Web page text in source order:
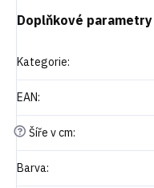
Doplňkové parametry
Kategorie:
EAN:
? Šíře v cm:
Barva: